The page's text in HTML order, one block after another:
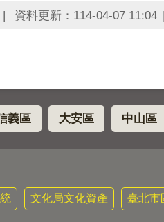
資料更新：114-04-07 11:04
義區 大安區 中山區
文化局文化資產 臺北市